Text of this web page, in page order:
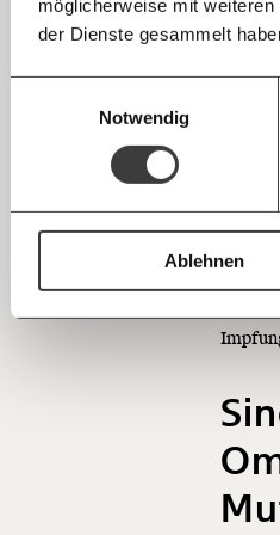
möglicherweise mit
der Dienste gesammelt
Notwendig
Ablehnen
Deine Spende absetzen:Fragen und
noch,
Man